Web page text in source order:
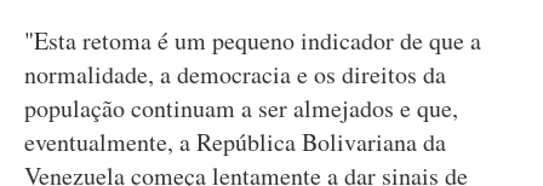
"Esta retoma é um pequeno indicador de que a
normalidade, a democracia e os direitos da
população continuam a ser almejados e que,
eventualmente, a República Bolivariana da
Venezuela começa lentamente a dar sinais de